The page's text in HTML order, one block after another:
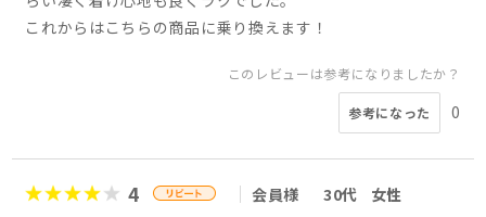
これからはこちらの商品に乗り換えます！
このレビューは参考になりましたか？
参考になった 0
4 会員様 30代
女性